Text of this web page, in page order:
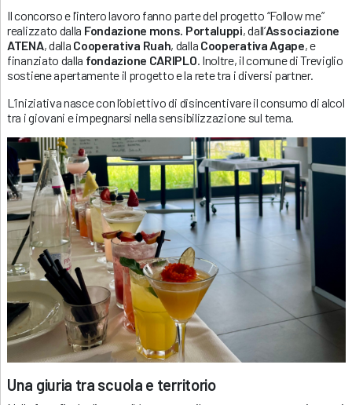
Il concorso e l’intero lavoro fanno parte del progetto “Follow me”
realizzato dalla Fondazione mons. Portaluppi, dall’Associazione
ATENA, dalla Cooperativa Ruah, dalla Cooperativa Agape, e
finanziato dalla fondazione CARIPLO . Inoltre, il comune di Treviglio
sostiene apertamente il progetto e la rete tra i diversi partner.
L’iniziativa nasce con l’obiettivo di disincentivare il consumo di alcol
tra i giovani e impegnarsi nella sensibilizzazione sul tema.
Una giuria tra scuola e territorio